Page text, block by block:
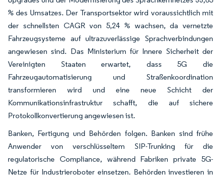
% des Umsatzes. Der Transportsektor wird voraussichtlich mit
der schnellsten CAGR von 5,24 % wachsen, da vernetzte
Fahrzeugsysteme auf ultrazuverlässige Sprachverbindungen
angewiesen sind. Das Ministerium für Innere Sicherheit der
Vereinigten Staaten erwartet, dass 5G die
Fahrzeugautomatisierung und Straßenkoordination
transformieren wird und eine neue Schicht der
Kommunikationsinfrastruktur schafft, die auf sichere
Protokollkonvertierung angewiesen ist.
Banken, Fertigung und Behörden folgen. Banken sind frühe
Anwender von verschlüsseltem SIP-Trunking für die
regulatorische Compliance, während Fabriken private 5G-
Netze für Industrieroboter einsetzen. Behörden investieren in